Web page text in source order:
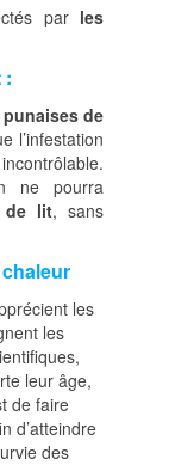
par les
:
punaises de
l’infestation
ne pourra
de lit, sans
les
les
leur âge,
de faire
d’atteindre
des